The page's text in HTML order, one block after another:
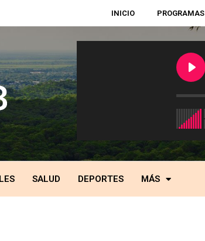
INICIO PROGRAMAS
SALUD DEPORTES MÁS